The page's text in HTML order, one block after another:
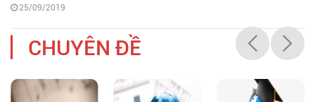
25/09/2019
CHUYÊN ĐỀ